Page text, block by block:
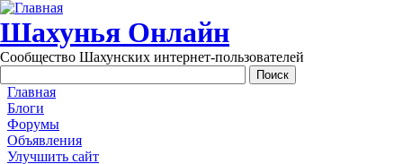
Перейти к основному содержанию
Шахунья Онлайн
Сообщество Шахунских интернет-пользователей
Main menu
Главная
Блоги
Форумы
Объявления
Улучшить сайт